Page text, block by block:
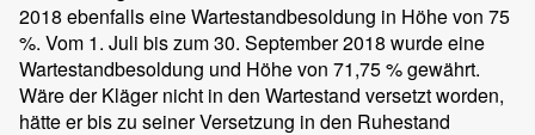
2018 ebenfalls eine Wartestandbesoldung in Höhe von 75
%. Vom 1. Juli bis zum 30. September 2018 wurde eine
Wartestandbesoldung und Höhe von 71,75 % gewährt.
Wäre der Kläger nicht in den Wartestand versetzt worden,
hätte er bis zu seiner Versetzung in den Ruhestand